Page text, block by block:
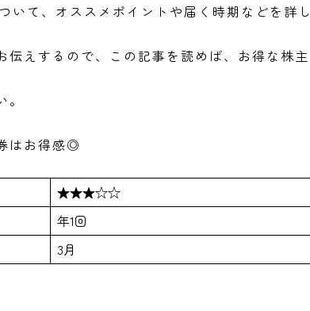
いて、オススメポイントや届く時期などを詳し
伝えするので、この記事を読めば、お得な株主
はお得感◎
★★★☆☆
年1回
3月